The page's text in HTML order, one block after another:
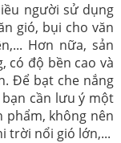
người sử dụng
gió, bụi cho văn
Hơn nữa, sản
có độ bền cao và
Để bạt che nắng
cần lưu ý một
phẩm, không nên
trời nổi gió lớn,...